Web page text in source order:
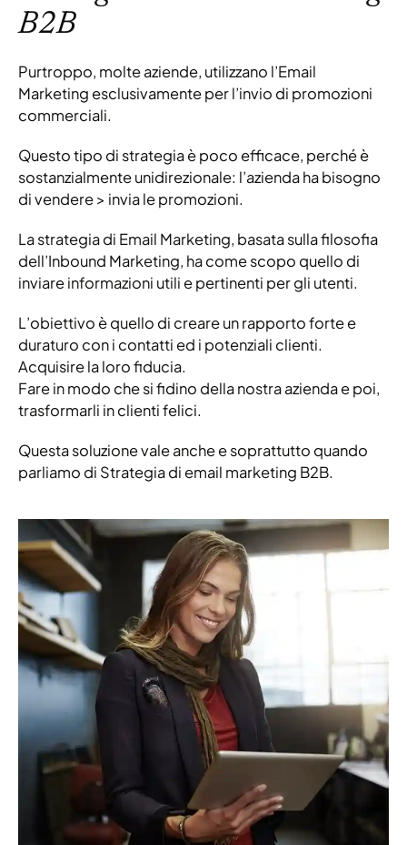
B2B
Purtroppo, molte aziende, utilizzano l’Email
Marketing esclusivamente per l’invio di promozioni
commerciali.
Questo tipo di strategia è poco efficace, perché è
sostanzialmente unidirezionale: l’azienda ha bisogno
di vendere > invia le promozioni.
La strategia di Email Marketing, basata sulla filosofia
dell’Inbound Marketing, ha come scopo quello di
inviare informazioni utili e pertinenti per gli utenti.
L’obiettivo è quello di creare un rapporto forte e
duraturo con i contatti ed i potenziali clienti.
Acquisire la loro fiducia.
Fare in modo che si fidino della nostra azienda e poi,
trasformarli in clienti felici.
Questa soluzione vale anche e soprattutto quando
parliamo di Strategia di email marketing B2B.